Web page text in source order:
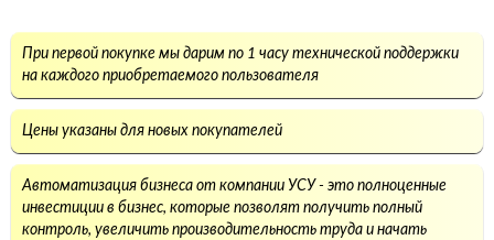
При первой покупке мы дарим по 1 часу технической поддержки
на каждого приобретаемого пользователя
Цены указаны для новых покупателей
Автоматизация бизнеса от компании УСУ - это полноценные
инвестиции в бизнес, которые позволят получить полный
контроль, увеличить производительность труда и начать